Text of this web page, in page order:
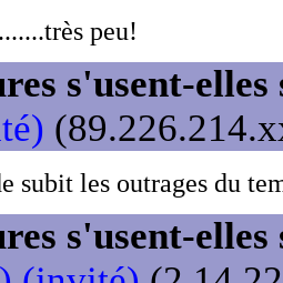
peu!
s'usent-
subit les outrages du
s'usent-